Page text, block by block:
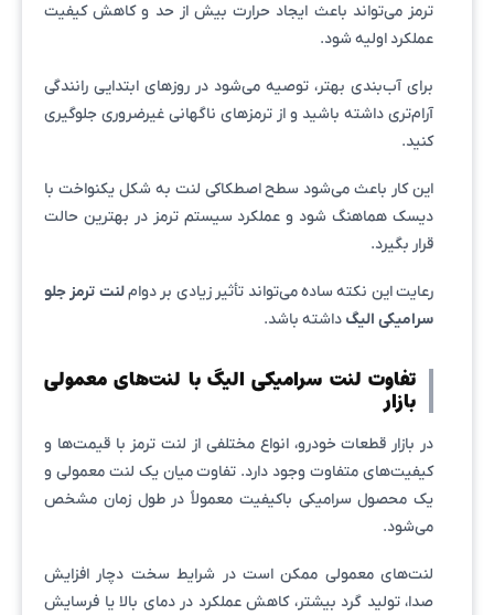
ترمز می‌تواند باعث ایجاد حرارت بیش از حد و کاهش کیفیت
عملکرد اولیه شود.
برای آب‌بندی بهتر، توصیه می‌شود در روزهای ابتدایی رانندگی
آرام‌تری داشته باشید و از ترمزهای ناگهانی غیرضروری جلوگیری
کنید.
این کار باعث می‌شود سطح اصطکاکی لنت به شکل یکنواخت با
دیسک هماهنگ شود و عملکرد سیستم ترمز در بهترین حالت
قرار بگیرد.
رعایت این نکته ساده می‌تواند تأثیر زیادی بر دواملنت ترمز جلو
سرامیکی الیگ داشته باشد.
تفاوت لنت سرامیکی الیگ با لنت‌های معمولی
بازار
در بازار قطعات خودرو، انواع مختلفی از لنت ترمز با قیمت‌ها و
کیفیت‌های متفاوت وجود دارد. تفاوت میان یک لنت معمولی و
یک محصول سرامیکی باکیفیت معمولاً در طول زمان مشخص
می‌شود.
لنت‌های معمولی ممکن است در شرایط سخت دچار افزایش
صدا، تولید گرد بیشتر، کاهش عملکرد در دمای بالا یا فرسایش